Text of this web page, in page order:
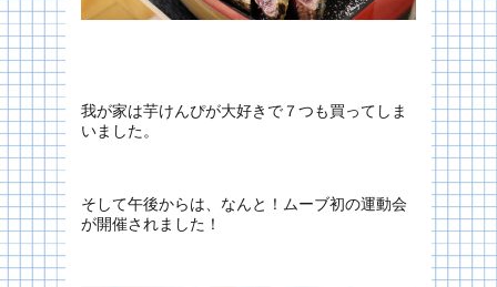
我が家は芋けんぴが大好きで７つも買ってしま
いました。
そして午後からは、なんと！ムーブ初の運動会
が開催されました！